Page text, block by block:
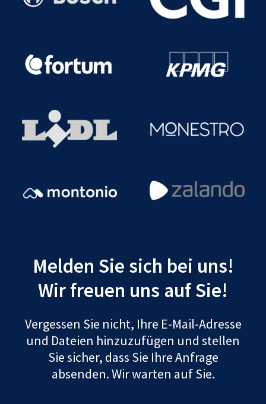
Melden Sie sich bei uns!
Wir freuen uns auf Sie!
Vergessen Sie nicht, Ihre E-Mail-Adresse
und Dateien hinzuzufügen und stellen
Sie sicher, dass Sie Ihre Anfrage
absenden. Wir warten auf Sie.